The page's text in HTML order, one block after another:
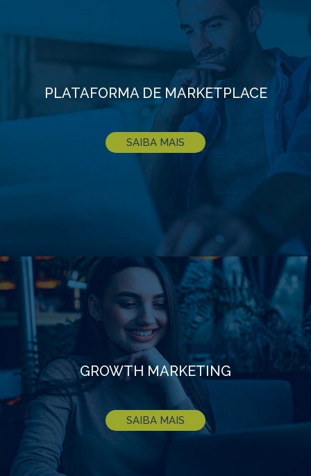
PLATAFORMA DE MARKETPLACE
SAIBA MAIS
GROWTH MARKETING
SAIBA MAIS